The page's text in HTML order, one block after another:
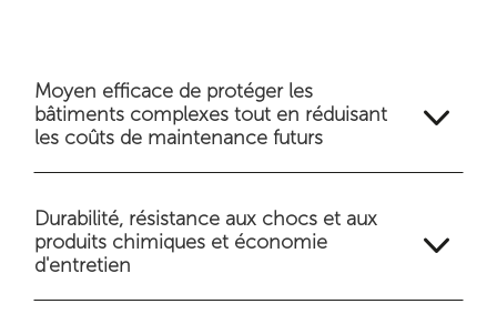
Moyen efficace de protéger les
bâtiments complexes tout en réduisant
les coûts de maintenance futurs
3
Durabilité, résistance aux chocs et aux
produits chimiques et économie
d'entretien
3